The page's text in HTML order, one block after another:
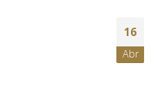
16
Abr